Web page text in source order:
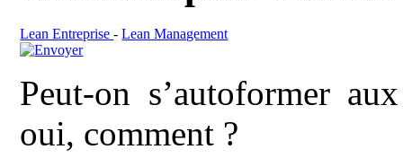
Lean Entreprise-Lean Management
Peut-on s’autoformer
oui, comment ?